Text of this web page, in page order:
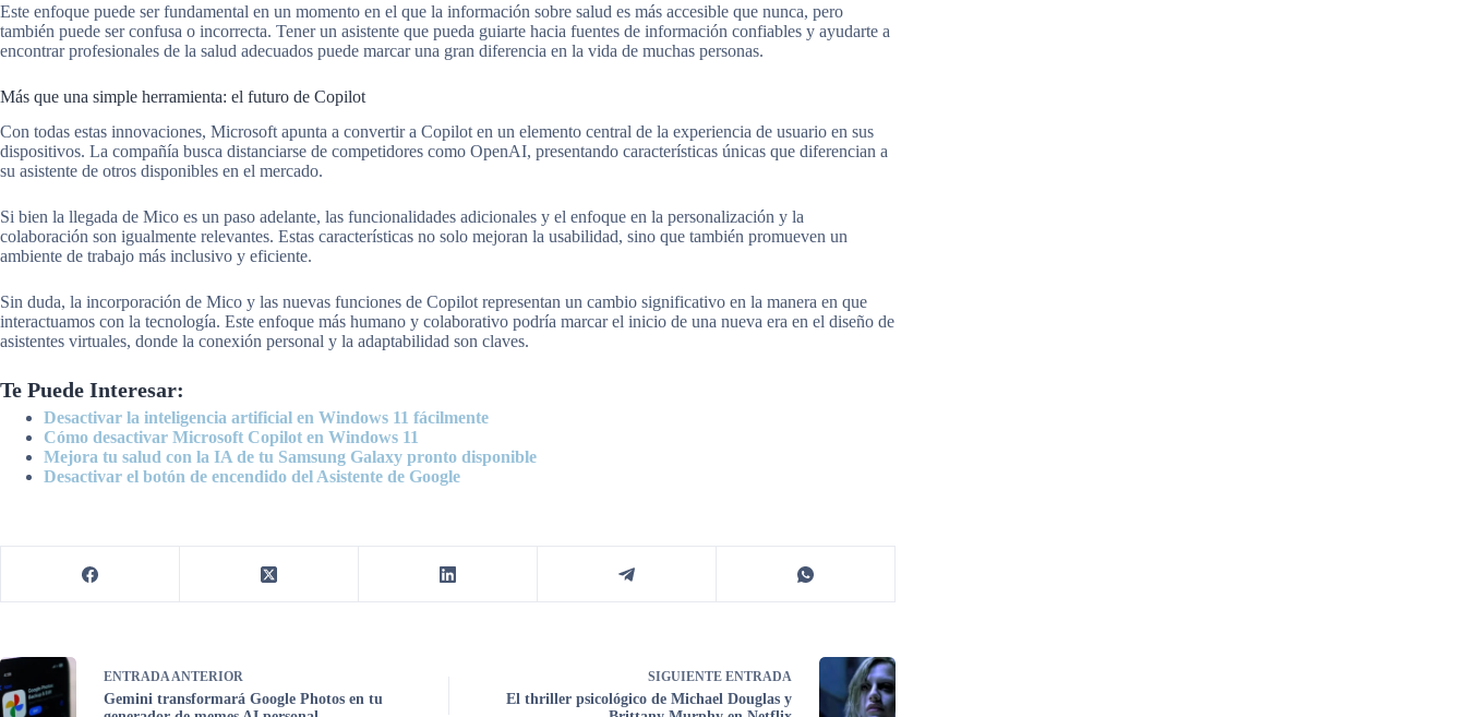
Este enfoque puede ser fundamental en un momento en el que la información sobre salud es más accesible que nunca, pero
también puede ser confusa o incorrecta. Tener un asistente que pueda guiarte hacia fuentes de información confiables y ayudarte a
encontrar profesionales de la salud adecuados puede marcar una gran diferencia en la vida de muchas personas.
Más que una simple herramienta: el futuro de Copilot
Con todas estas innovaciones, Microsoft apunta a convertir a Copilot en un elemento central de la experiencia de usuario en sus
dispositivos. La compañía busca distanciarse de competidores como OpenAI, presentando características únicas que diferencian a
su asistente de otros disponibles en el mercado.
Si bien la llegada de Mico es un paso adelante, las funcionalidades adicionales y el enfoque en la personalización y la
colaboración son igualmente relevantes. Estas características no solo mejoran la usabilidad, sino que también promueven un
ambiente de trabajo más inclusivo y eficiente.
Sin duda, la incorporación de Mico y las nuevas funciones de Copilot representan un cambio significativo en la manera en que
interactuamos con la tecnología. Este enfoque más humano y colaborativo podría marcar el inicio de una nueva era en el diseño de
asistentes virtuales, donde la conexión personal y la adaptabilidad son claves.
Te Puede Interesar:
Desactivar la inteligencia artificial en Windows 11 fácilmente
Cómo desactivar Microsoft Copilot en Windows 11
Mejora tu salud con la IA de tu Samsung Galaxy pronto disponible
Desactivar el botón de encendido del Asistente de Google
ENTRADAANTERIOR
Gemini transformará Google Photos en tu
SIGUIENTEENTRADA
El thriller psicológico de Michael Douglas y